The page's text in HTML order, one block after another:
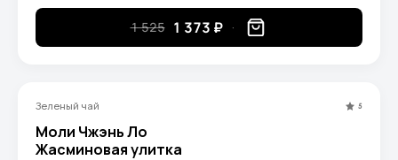
1 525 1 373 ₽
Зеленый чай 5
Моли Чжэнь Ло
Жасминовая улитка